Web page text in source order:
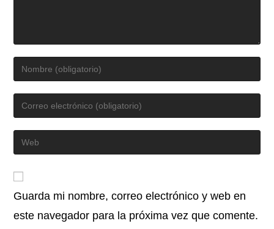
Guarda mi nombre, correo electrónico y web en
este navegador para la próxima vez que comente.